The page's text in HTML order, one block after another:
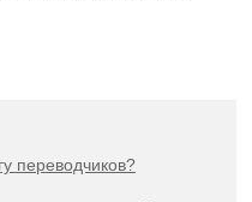
переводчиков?